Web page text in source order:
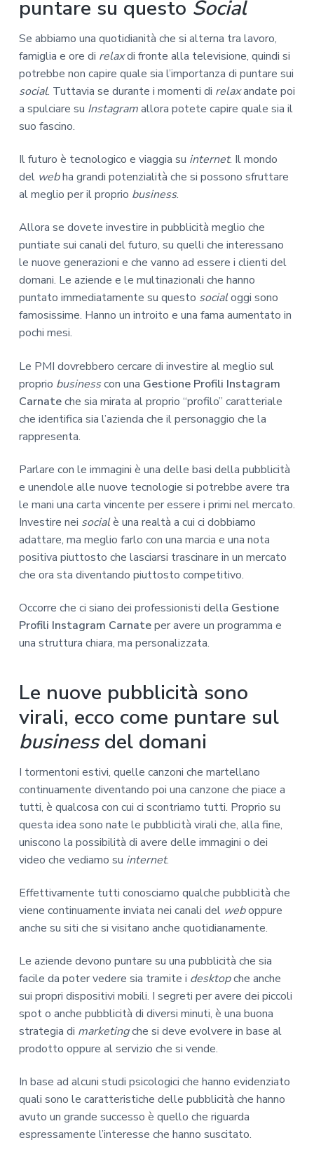
puntare su questo Social
Se abbiamo una quotidianità che si alterna tra lavoro,
famiglia e ore di relaxdi fronte alla televisione, quindi si
potrebbe non capire quale sia l’importanza di puntare sui
social. Tuttavia se durante i momenti di relaxandate poi
a spulciare su Instagramallora potete capire quale sia il
suo fascino.
Il futuro è tecnologico e viaggia su internet. Il mondo
del webha grandi potenzialità che si possono sfruttare
al meglio per il proprio business.
Allora se dovete investire in pubblicità meglio che
puntiate sui canali del futuro, su quelli che interessano
le nuove generazioni e che vanno ad essere i clienti del
domani. Le aziende e le multinazionali che hanno
puntato immediatamente su questo socialoggi sono
famosissime. Hanno un introito e una fama aumentato in
pochi mesi.
Le PMI dovrebbero cercare di investire al meglio sul
proprio businesscon una Gestione Profili Instagram
Carnateche sia mirata al proprio “profilo” caratteriale
che identifica sia l’azienda che il personaggio che la
rappresenta.
Parlare con le immagini è una delle basi della pubblicità
e unendole alle nuove tecnologie si potrebbe avere tra
le mani una carta vincente per essere i primi nel mercato.
Investire nei socialè una realtà a cui ci dobbiamo
adattare, ma meglio farlo con una marcia e una nota
positiva piuttosto che lasciarsi trascinare in un mercato
che ora sta diventando piuttosto competitivo.
Occorre che ci siano dei professionisti della Gestione
Profili Instagram Carnateper avere un programma e
una struttura chiara, ma personalizzata.
Le nuove pubblicità sono
virali, ecco come puntare sul
businessdel domani
I tormentoni estivi, quelle canzoni che martellano
continuamente diventando poi una canzone che piace a
tutti, è qualcosa con cui ci scontriamo tutti. Proprio su
questa idea sono nate le pubblicità virali che, alla fine,
uniscono la possibilità di avere delle immagini o dei
video che vediamo su internet.
Effettivamente tutti conosciamo qualche pubblicità che
viene continuamente inviata nei canali del weboppure
anche su siti che si visitano anche quotidianamente.
Le aziende devono puntare su una pubblicità che sia
facile da poter vedere sia tramite i desktopche anche
sui propri dispositivi mobili. I segreti per avere dei piccoli
spot o anche pubblicità di diversi minuti, è una buona
strategia di marketingche si deve evolvere in base al
prodotto oppure al servizio che si vende.
In base ad alcuni studi psicologici che hanno evidenziato
quali sono le caratteristiche delle pubblicità che hanno
avuto un grande successo è quello che riguarda
espressamente l’interesse che hanno suscitato.